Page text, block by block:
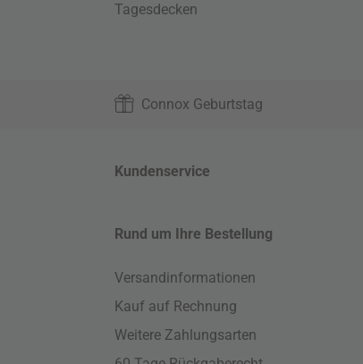
Tagesdecken
Connox Geburtstag
Kundenservice
Rund um Ihre Bestellung
Versandinformationen
Kauf auf Rechnung
Weitere Zahlungsarten